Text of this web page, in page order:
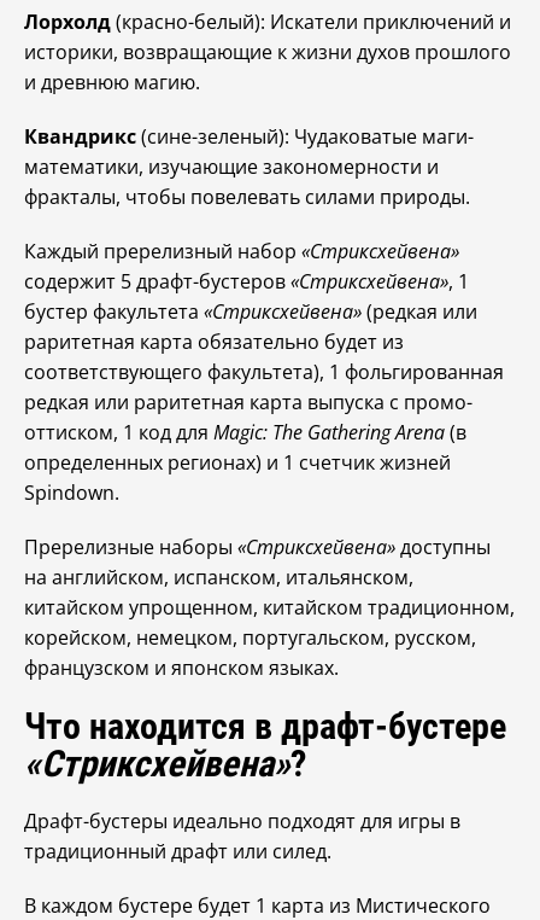
Лорхолд(красно-белый): Искатели приключений и
историки, возвращающие к жизни духов прошлого
и древнюю магию.
Квандрикс(сине-зеленый): Чудаковатые маги-
математики, изучающие закономерности и
фракталы, чтобы повелевать силами природы.
Каждый пререлизный набор «Стриксхейвена»
содержит 5 драфт-бустеров«Стриксхейвена», 1
бустер факультета «Стриксхейвена»(редкая или
раритетная карта обязательно будет из
соответствующего факультета), 1 фольгированная
редкая или раритетная карта выпуска с промо-
оттиском, 1 код для Magic: The Gathering Arena(в
определенных регионах) и 1 счетчик жизней
Spindown.
Пререлизные наборы «Стриксхейвена»доступны
на английском, испанском, итальянском,
китайском упрощенном, китайском традиционном,
корейском, немецком, португальском, русском,
французском и японском языках.
Что находится в драфт-бустере
«Стриксхейвена»?
Драфт-бустеры идеально подходят для игры в
традиционный драфт или силед.
В каждом бустере будет 1 карта из Мистического